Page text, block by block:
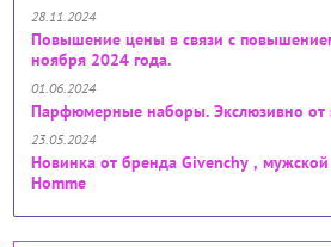
28.11.2024
Повышение цены в связи с
ноября 2024 года.
01.06.2024
Парфюмерные наборы. Экслюзивно от
23.05.2024
Новинка от бренда Givenchy ,
Homme